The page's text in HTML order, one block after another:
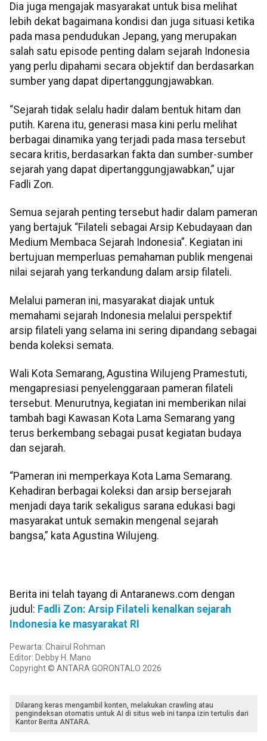
Dia juga mengajak masyarakat untuk bisa melihat
lebih dekat bagaimana kondisi dan juga situasi ketika
pada masa pendudukan Jepang, yang merupakan
salah satu episode penting dalam sejarah Indonesia
yang perlu dipahami secara objektif dan berdasarkan
sumber yang dapat dipertanggungjawabkan.
“Sejarah tidak selalu hadir dalam bentuk hitam dan
putih. Karena itu, generasi masa kini perlu melihat
berbagai dinamika yang terjadi pada masa tersebut
secara kritis, berdasarkan fakta dan sumber-sumber
sejarah yang dapat dipertanggungjawabkan,” ujar
Fadli Zon.
Semua sejarah penting tersebut hadir dalam pameran
yang bertajuk “Filateli sebagai Arsip Kebudayaan dan
Medium Membaca Sejarah Indonesia”. Kegiatan ini
bertujuan memperluas pemahaman publik mengenai
nilai sejarah yang terkandung dalam arsip filateli.
Melalui pameran ini, masyarakat diajak untuk
memahami sejarah Indonesia melalui perspektif
arsip filateli yang selama ini sering dipandang sebagai
benda koleksi semata.
Wali Kota Semarang, Agustina Wilujeng Pramestuti,
mengapresiasi penyelenggaraan pameran filateli
tersebut. Menurutnya, kegiatan ini memberikan nilai
tambah bagi Kawasan Kota Lama Semarang yang
terus berkembang sebagai pusat kegiatan budaya
dan sejarah.
“Pameran ini memperkaya Kota Lama Semarang.
Kehadiran berbagai koleksi dan arsip bersejarah
menjadi daya tarik sekaligus sarana edukasi bagi
masyarakat untuk semakin mengenal sejarah
bangsa,” kata Agustina Wilujeng.
Berita ini telah tayang di Antaranews.com dengan
judul: Fadli Zon: Arsip Filateli kenalkan sejarah
Indonesia ke masyarakat RI
Pewarta: Chairul Rohman
Editor: Debby H. Mano
Copyright © ANTARA GORONTALO 2026
Dilarang keras mengambil konten, melakukan crawling atau
pengindeksan otomatis untuk AI di situs web ini tanpa izin tertulis dari
Kantor Berita ANTARA.